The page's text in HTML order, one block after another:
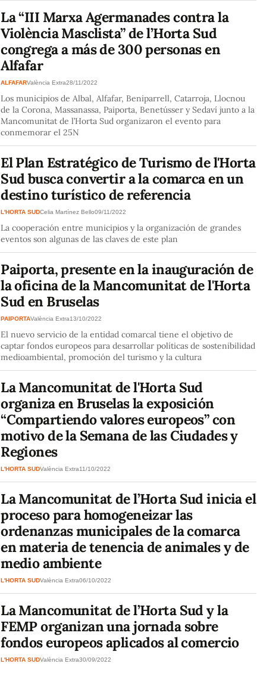
La “III Marxa Agermanades contra la
Violència Masclista” de l’Horta Sud
congrega a más de 300 personas en
Alfafar
ALFAFARValència Extra28/11/2022
Los municipios de Albal, Alfafar, Beniparrell, Catarroja, Llocnou
de la Corona, Massanassa, Paiporta, Benetússer y Sedaví junto a la
Mancomunitat de l’Horta Sud organizaron el evento para
conmemorar el 25N
El Plan Estratégico de Turismo de l'Horta
Sud busca convertir a la comarca en un
destino turístico de referencia
L'HORTA SUDCelia Martínez Bello09/11/2022
La cooperación entre municipios y la organización de grandes
eventos son algunas de las claves de este plan
Paiporta, presente en la inauguración de
la oficina de la Mancomunitat de l'Horta
Sud en Bruselas
PAIPORTAValència Extra13/10/2022
El nuevo servicio de la entidad comarcal tiene el objetivo de
captar fondos europeos para desarrollar políticas de sostenibilidad
medioambiental, promoción del turismo y la cultura
La Mancomunitat de l'Horta Sud
organiza en Bruselas la exposición
“Compartiendo valores europeos” con
motivo de la Semana de las Ciudades y
Regiones
L'HORTA SUDValència Extra11/10/2022
La Mancomunitat de l’Horta Sud inicia el
proceso para homogeneizar las
ordenanzas municipales de la comarca
en materia de tenencia de animales y de
medio ambiente
L'HORTA SUDValència Extra06/10/2022
La Mancomunitat de l’Horta Sud y la
FEMP organizan una jornada sobre
fondos europeos aplicados al comercio
L'HORTA SUDValència Extra30/09/2022